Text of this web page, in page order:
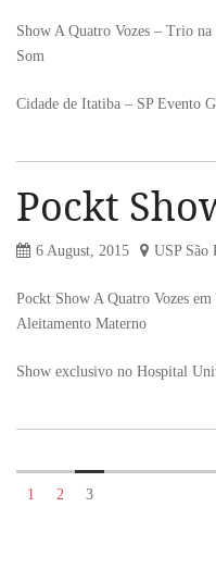
Show A Quatro Vozes – Trio
Som
Cidade de Itatiba – SP Evento
Pockt
6 August, 2015 USP São
Pockt Show A Quatro Vozes
Aleitamento Materno
Show exclusivo no Hospital
1 2 3